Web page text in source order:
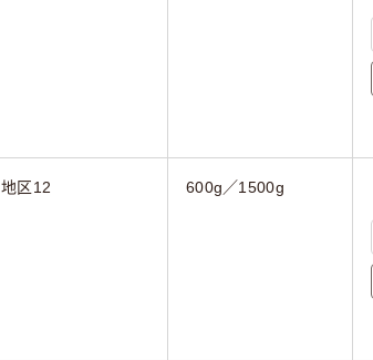
地区12 600g／1500g